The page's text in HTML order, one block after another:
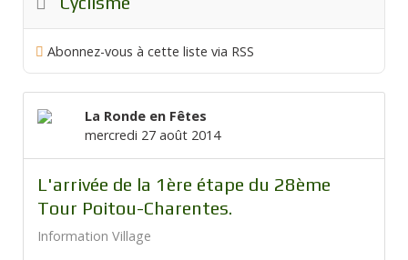
Abonnez-vous à cette liste via RSS
La Ronde en Fêtes
mercredi 27 août 2014
L'arrivée de la 1ère étape du 28ème
Tour Poitou-Charentes.
Information Village